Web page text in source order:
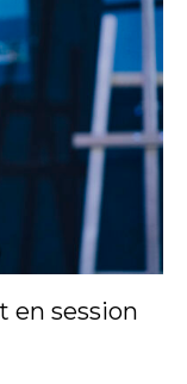
en session